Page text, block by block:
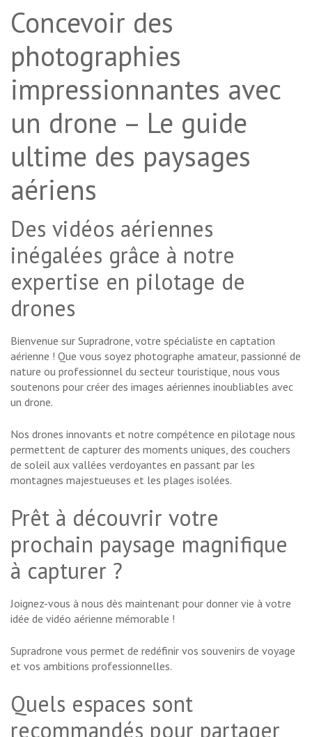
Concevoir des
photographies
impressionnantes avec
un drone – Le guide
ultime des paysages
aériens
Des vidéos aériennes
inégalées grâce à notre
expertise en pilotage de
drones
Bienvenue sur Supradrone, votre spécialiste en captation
aérienne ! Que vous soyez photographe amateur, passionné de
nature ou professionnel du secteur touristique, nous vous
soutenons pour créer des images aériennes inoubliables avec
un drone.
Nos drones innovants et notre compétence en pilotage nous
permettent de capturer des moments uniques, des couchers
de soleil aux vallées verdoyantes en passant par les
montagnes majestueuses et les plages isolées.
Prêt à découvrir votre
prochain paysage magnifique
à capturer ?
Joignez-vous à nous dès maintenant pour donner vie à votre
idée de vidéo aérienne mémorable !
Supradrone vous permet de redéfinir vos souvenirs de voyage
et vos ambitions professionnelles.
Quels espaces sont
recommandés pour partager